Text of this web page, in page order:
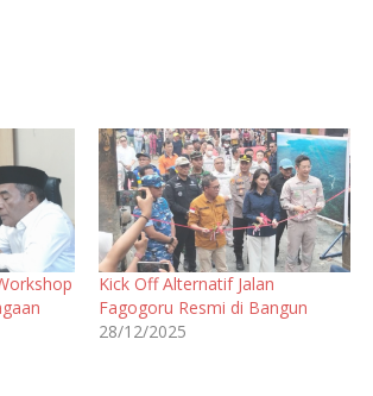
Kick Off Alternatif Jalan
Fagogoru Resmi di Bangun
28/12/2025